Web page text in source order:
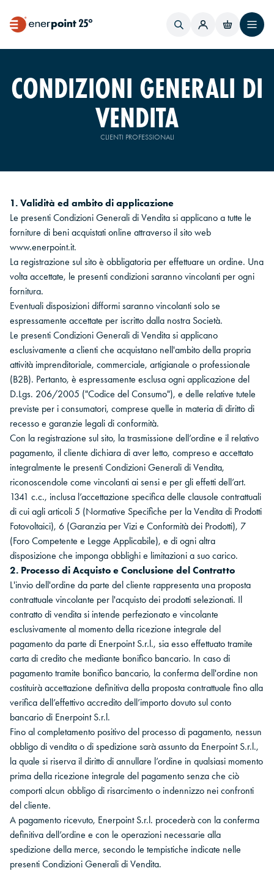
CONDIZIONI GENERALI DI
VENDITA
CLIENTI PROFESSIONALI
1. Validità ed ambito di applicazione
Le presenti Condizioni Generali di Vendita si applicano a tutte le
forniture di beni acquistati online attraverso il sito web
www.enerpoint.it.
La registrazione sul sito è obbligatoria per effettuare un ordine. Una
volta accettate, le presenti condizioni saranno vincolanti per ogni
fornitura.
Eventuali disposizioni difformi saranno vincolanti solo se
espressamente accettate per iscritto dalla nostra Società.
Le presenti Condizioni Generali di Vendita si applicano
esclusivamente a clienti che acquistano nell'ambito della propria
attività imprenditoriale, commerciale, artigianale o professionale
(B2B). Pertanto, è espressamente esclusa ogni applicazione del
D.Lgs. 206/2005 ("Codice del Consumo"), e delle relative tutele
previste per i consumatori, comprese quelle in materia di diritto di
recesso e garanzie legali di conformità.
Con la registrazione sul sito, la trasmissione dell’ordine e il relativo
pagamento, il cliente dichiara di aver letto, compreso e accettato
integralmente le presenti Condizioni Generali di Vendita,
riconoscendole come vincolanti ai sensi e per gli effetti dell’art.
1341 c.c., inclusa l’accettazione specifica delle clausole contrattuali
di cui agli articoli 5 (Normative Specifiche per la Vendita di Prodotti
Fotovoltaici), 6 (Garanzia per Vizi e Conformità dei Prodotti), 7
(Foro Competente e Legge Applicabile), e di ogni altra
disposizione che imponga obblighi e limitazioni a suo carico.
2. Processo di Acquisto e Conclusione del Contratto
L'invio dell'ordine da parte del cliente rappresenta una proposta
contrattuale vincolante per l'acquisto dei prodotti selezionati. Il
contratto di vendita si intende perfezionato e vincolante
esclusivamente al momento della ricezione integrale del
pagamento da parte di Enerpoint S.r.l., sia esso effettuato tramite
carta di credito che mediante bonifico bancario. In caso di
pagamento tramite bonifico bancario, la conferma dell'ordine non
costituirà accettazione definitiva della proposta contrattuale fino alla
verifica dell’effettivo accredito dell’importo dovuto sul conto
bancario di Enerpoint S.r.l.
Fino al completamento positivo del processo di pagamento, nessun
obbligo di vendita o di spedizione sarà assunto da Enerpoint S.r.l.,
la quale si riserva il diritto di annullare l’ordine in qualsiasi momento
prima della ricezione integrale del pagamento senza che ciò
comporti alcun obbligo di risarcimento o indennizzo nei confronti
del cliente.
A pagamento ricevuto, Enerpoint S.r.l. procederà con la conferma
definitiva dell’ordine e con le operazioni necessarie alla
spedizione della merce, secondo le tempistiche indicate nelle
presenti Condizioni Generali di Vendita.